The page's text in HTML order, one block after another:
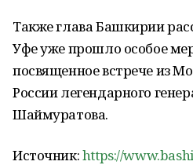
Также глава Башкирии
Уфе уже прошло особое
посвященное встрече из
России легендарного
Шаймуратова.
Источник:https://